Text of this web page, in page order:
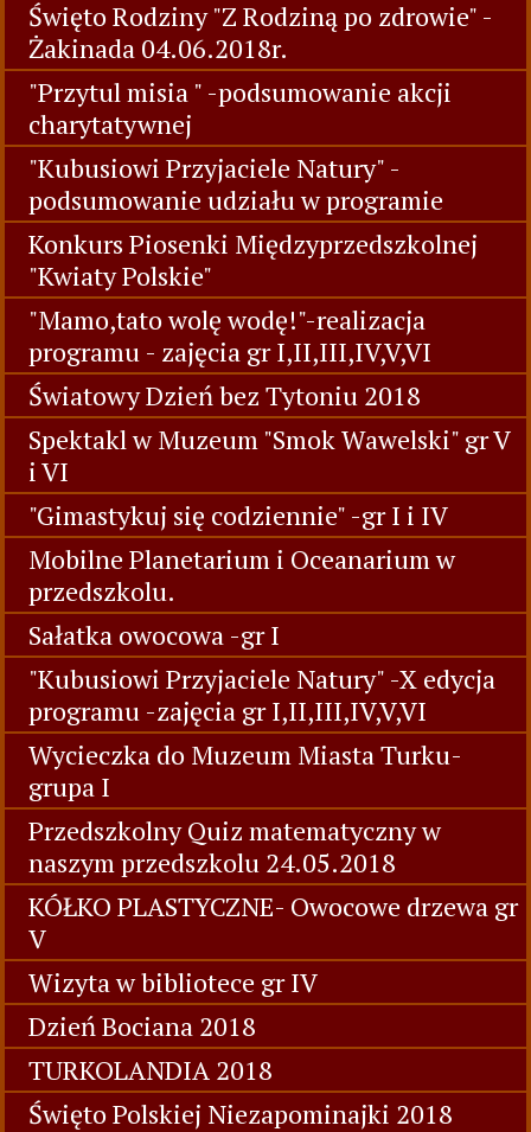
Święto Rodziny "Z Rodziną po zdrowie" -
Żakinada 04.06.2018r.
"Przytul misia " -podsumowanie akcji
charytatywnej
"Kubusiowi Przyjaciele Natury" -
podsumowanie udziału w programie
Konkurs Piosenki Międzyprzedszkolnej
"Kwiaty Polskie"
"Mamo,tato wolę wodę!"-realizacja
programu - zajęcia gr I,II,III,IV,V,VI
Światowy Dzień bez Tytoniu 2018
Spektakl w Muzeum "Smok Wawelski" gr V
i VI
"Gimastykuj się codziennie" -gr I i IV
Mobilne Planetarium i Oceanarium w
przedszkolu.
Sałatka owocowa -gr I
"Kubusiowi Przyjaciele Natury" -X edycja
programu -zajęcia gr I,II,III,IV,V,VI
Wycieczka do Muzeum Miasta Turku-
grupa I
Przedszkolny Quiz matematyczny w
naszym przedszkolu 24.05.2018
KÓŁKO PLASTYCZNE- Owocowe drzewa gr
V
Wizyta w bibliotece gr IV
Dzień Bociana 2018
TURKOLANDIA 2018
Święto Polskiej Niezapominajki 2018